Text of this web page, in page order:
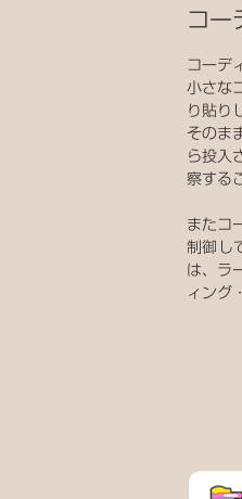
コー
コーデ
小さな
り貼り
そのま
ら投入
察する
またコ
制御し
は、ラ
ィング